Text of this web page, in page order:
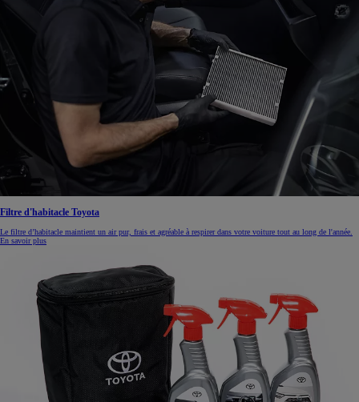
Filtre d'habitacle Toyota
Le filtre d’habitacle maintient un air pur, frais et agréable à respirer dans votre voiture tout au long de l'année.
En savoir plus